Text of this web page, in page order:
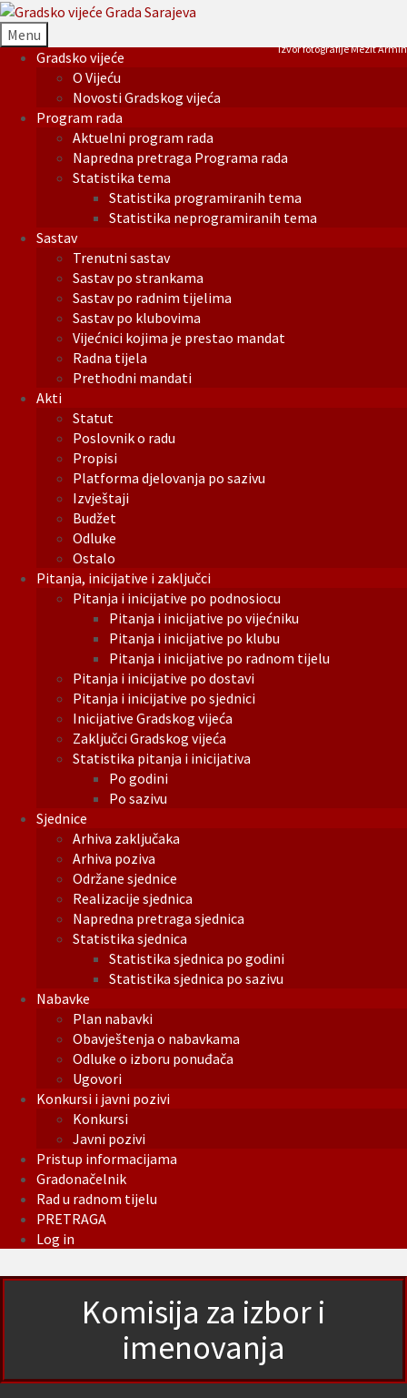
Menu
Gradsko vijeće
O Vijeću
Novosti Gradskog vijeća
Program rada
Aktuelni program rada
Napredna pretraga Programa rada
Statistika tema
Statistika programiranih tema
Statistika neprogramiranih tema
Sastav
Trenutni sastav
Sastav po strankama
Sastav po radnim tijelima
Sastav po klubovima
Vijećnici kojima je prestao mandat
Radna tijela
Prethodni mandati
Akti
Statut
Poslovnik o radu
Propisi
Platforma djelovanja po sazivu
Izvještaji
Budžet
Odluke
Ostalo
Pitanja, inicijative i zaključci
Pitanja i inicijative po podnosiocu
Pitanja i inicijative po vijećniku
Pitanja i inicijative po klubu
Pitanja i inicijative po radnom tijelu
Pitanja i inicijative po dostavi
Pitanja i inicijative po sjednici
Inicijative Gradskog vijeća
Zaključci Gradskog vijeća
Statistika pitanja i inicijativa
Po godini
Po sazivu
Sjednice
Arhiva zaključaka
Arhiva poziva
Održane sjednice
Realizacije sjednica
Napredna pretraga sjednica
Statistika sjednica
Statistika sjednica po godini
Statistika sjednica po sazivu
Nabavke
Plan nabavki
Obavještenja o nabavkama
Odluke o izboru ponuđača
Ugovori
Konkursi i javni pozivi
Konkursi
Javni pozivi
Pristup informacijama
Gradonačelnik
Rad u radnom tijelu
PRETRAGA
Log in
Izvor fotografije Mezit Armin
Komisija za izbor i
imenovanja